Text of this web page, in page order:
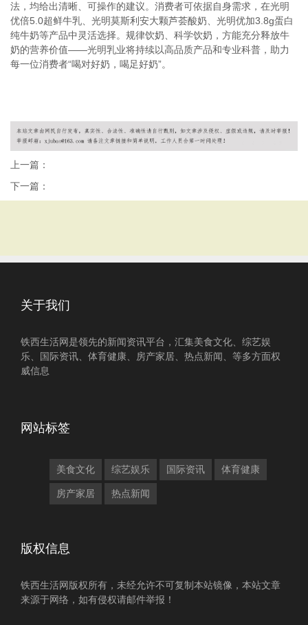
法，均给出清晰、可操作的建议。消费者可依据自身需求，在光明
优倍5.0超鲜牛乳、光明莫斯利安大颗芦荟酸奶、光明优加3.8g蛋白
纯牛奶等产品中灵活选择。规律饮奶、科学饮奶，方能充分释放牛
奶的营养价值——光明乳业将持续以高品质产品和专业科普，助力
每一位消费者“喝对好奶，喝足好奶”。
上一篇：
下一篇：
关于我们
铁西生活网是领先的新闻资讯平台，汇集美食文化、综艺娱
乐、国际资讯、体育健康、房产家居、热点新闻、等多方面权
威信息
网站标签
美食文化 综艺娱乐 国际资讯 体育健康
房产家居 热点新闻
版权信息
铁西生活网版权所有，未经允许不可复制本站镜像，本站文章
来源于网络，如有侵权请邮件举报！